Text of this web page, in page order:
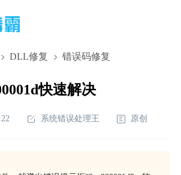
DLL修复 错误码修复
快速解决
系统错误处理王 原创